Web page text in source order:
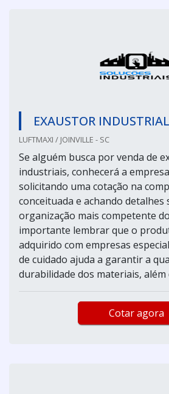
EXAUSTOR
LUFTMAXI / JOINVILLE - SC
Se alguém busca por venda de
industriais, conhecerá a
solicitando uma cotação na
conceituada e achando detalhes
organização mais competente
importante lembrar que o
adquirido com empresas
de cuidado ajuda a garantir a
durabilidade dos materiais, além
Cotar agora